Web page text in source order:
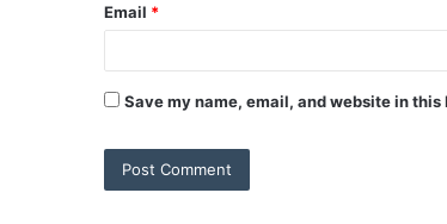
Email *
Save my name, email, and website in